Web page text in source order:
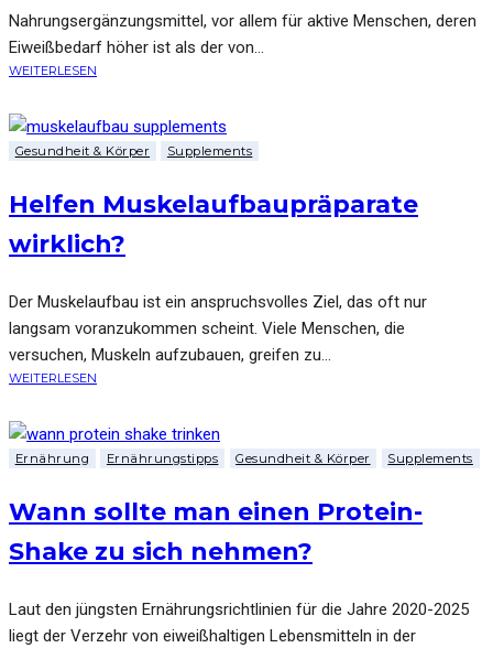
Nahrungsergänzungsmittel, vor allem für aktive Menschen, deren
Eiweißbedarf höher ist als der von...
WEITERLESEN
Gesundheit & Körper Supplements
Helfen Muskelaufbaupräparate
wirklich?
Der Muskelaufbau ist ein anspruchsvolles Ziel, das oft nur
langsam voranzukommen scheint. Viele Menschen, die
versuchen, Muskeln aufzubauen, greifen zu...
WEITERLESEN
Ernährung Ernährungstipps Gesundheit & Körper Supplements
Wann sollte man einen Protein-
Shake zu sich nehmen?
Laut den jüngsten Ernährungsrichtlinien für die Jahre 2020-2025
liegt der Verzehr von eiweißhaltigen Lebensmitteln in der